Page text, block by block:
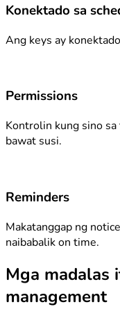
Konektado sa
Ang keys ay
Permissions
Kontrolin kung sino
bawat susi.
Reminders
Makatanggap ng
naibabalik on time.
Mga madalas
management